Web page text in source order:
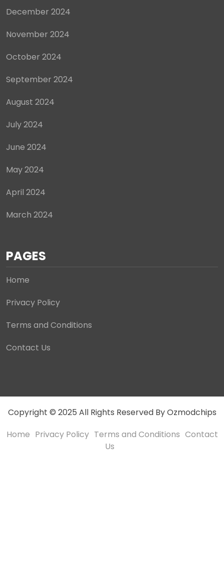
December 2024
November 2024
October 2024
September 2024
August 2024
July 2024
June 2024
May 2024
April 2024
March 2024
PAGES
Home
Privacy Policy
Terms and Conditions
Contact Us
Copyright © 2025 All Rights Reserved By Ozmodchips
Home Privacy Policy Terms and Conditions Contact
Us